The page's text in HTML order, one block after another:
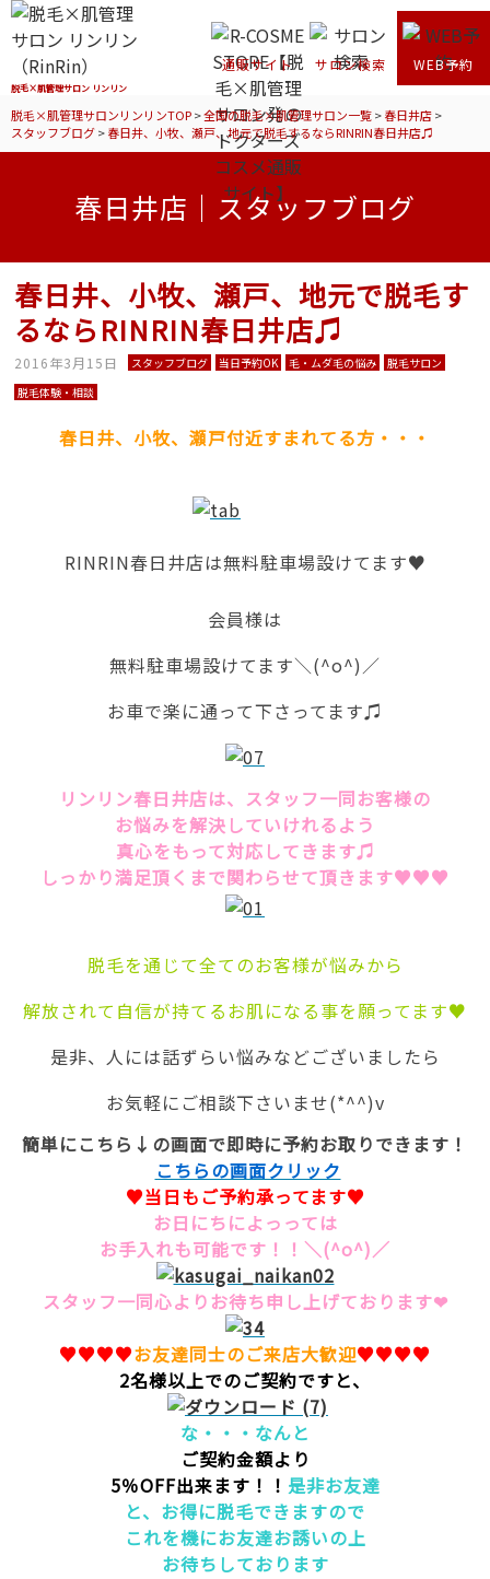
脱毛×肌管理サロン リンリン
通販サイト サロン検索 WEB予約
脱毛×肌管理サロンリンリンTOP>全国の脱毛×肌管理サロン一覧>春日井店>
スタッフブログ>春日井、小牧、瀬戸、地元で脱毛するならRINRIN春日井店♫
春日井店｜スタッフブログ
春日井、小牧、瀬戸、地元で脱毛す
るならRINRIN春日井店♫
2016年3月15日 スタッフブログ 当日予約OK 毛・ムダ毛の悩み
脱毛サロン
脱毛体験・相談
春日井、小牧、瀬戸付近すまれてる方・・・
RINRIN春日井店は無料駐車場設けてます♥
会員様は
無料駐車場設けてます＼(^o^)／
お車で楽に通って下さってます♫
リンリン春日井店は、スタッフ一同お客様の
お悩みを解決していけれるよう
真心をもって対応してきます♫
しっかり満足頂くまで関わらせて頂きます♥♥♥
脱毛を通じて全てのお客様が悩みから
解放されて自信が持てるお肌になる事を願ってます♥
是非、人には話ずらい悩みなどございましたら
お気軽にご相談下さいませ(*^^)v
簡単にこちら↓の画面で即時に予約お取りできます！
こちらの画面クリック
♥当日もご予約承ってます♥
お日にちによっっては
お手入れも可能です！！＼(^o^)／
スタッフ一同心よりお待ち申し上げております❤
♥♥♥♥お友達同士のご来店大歓迎♥♥♥♥
2名様以上でのご契約ですと、
な・・・なんと
ご契約金額より
5％OFF出来ます！！ 是非お友達
と、お得に脱毛できますので
これを機にお友達お誘いの上
お待ちしております